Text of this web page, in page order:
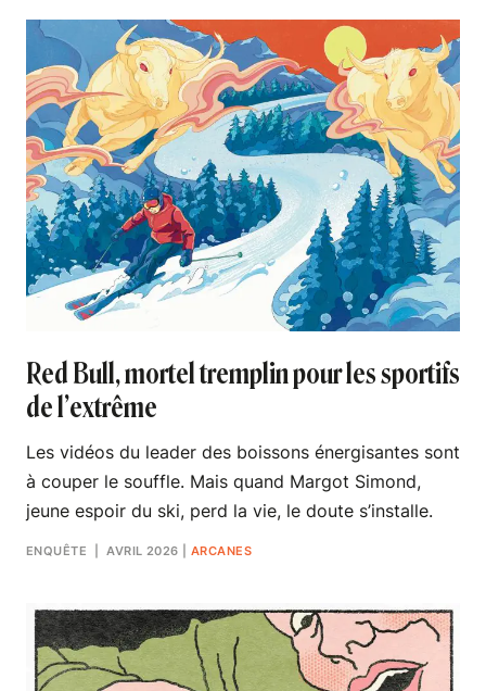
Red Bull, mortel tremplin pour les sportifs
de l’extrême
Les vidéos du leader des boissons énergisantes sont
à couper le souffle. Mais quand Margot Simond,
jeune espoir du ski, perd la vie, le doute s’installe.
ENQUÊTE | AVRIL 2026 |ARCANES